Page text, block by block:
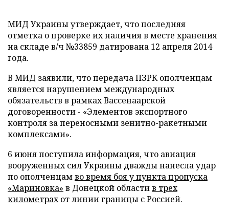
МИД Украины утверждает, что последняя
отметка о проверке их наличия в месте хранения
на складе в/ч №33859 датирована 12 апреля 2014
года.
В МИД заявили, что передача ПЗРК ополченцам
является нарушением международных
обязательств в рамках Вассенаарской
договоренности - «Элементов экспортного
контроля за переносными зенитно-ракетными
комплексами».
6 июня поступила информация, что авиация
вооруженных сил Украины дважды нанесла удар
по ополченцамво время боя у пункта пропуска
«Мариновка» в Донецкой областив трех
километрахот линии границы с Россией.